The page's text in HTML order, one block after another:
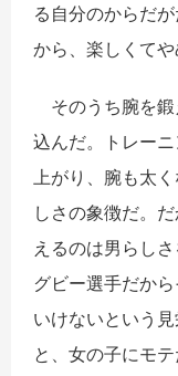
る自分のからだ
から、楽しくてや
そのうち腕を鍛
込んだ。トレー
上がり、腕も太
しさの象徴だ。
えるのは男らし
グビー選手だか
いけないという
と、女の子にモ